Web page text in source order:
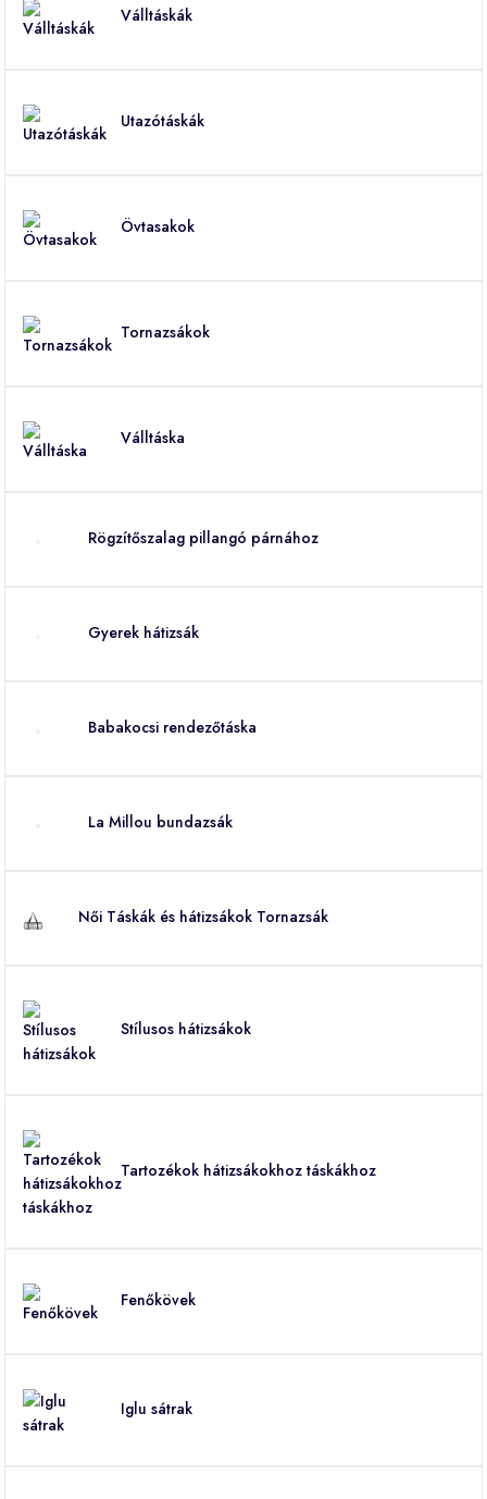
Válltáskák
Utazótáskák
Övtasakok
Tornazsákok
Válltáska
Rögzítőszalag pillangó párnához
Gyerek hátizsák
Babakocsi rendezőtáska
La Millou bundazsák
Női Táskák és hátizsákok Tornazsák
Stílusos hátizsákok
Tartozékok hátizsákokhoz táskákhoz
Fenőkövek
Iglu sátrak